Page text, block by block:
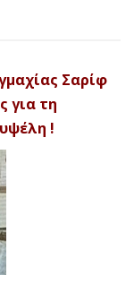
Σαρίφ
για τη
!